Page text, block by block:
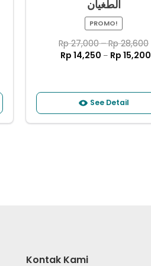
ﺍﻟﻄﻐﻴﺎﻥ
PROMO!
Rp27,000–Rp28,600
Rp 14,250 – Rp 15,200
See Detail
Kontak Kami